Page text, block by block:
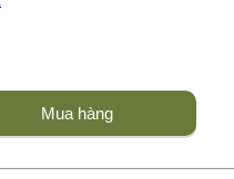
Mua hàng